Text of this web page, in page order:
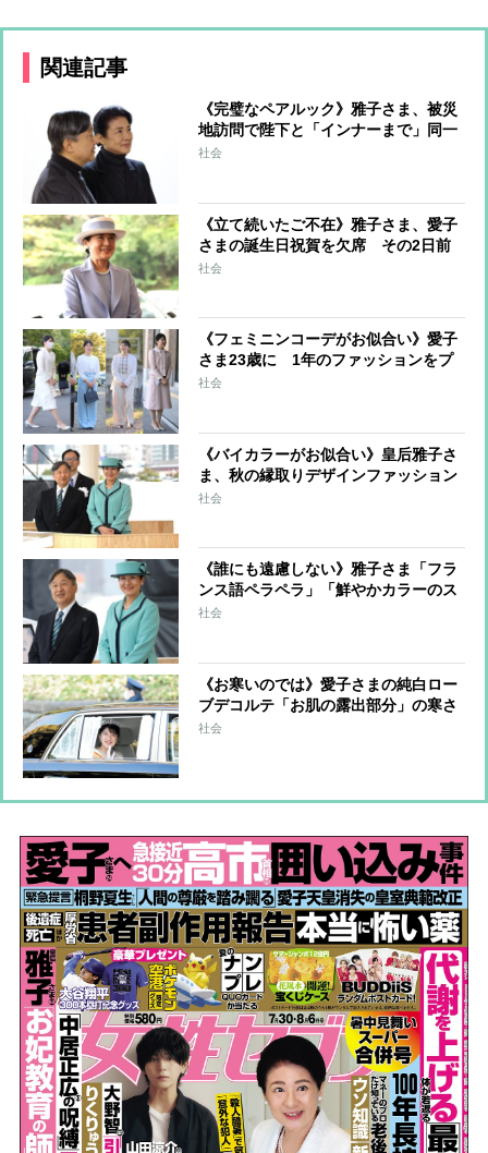
関連記事
《完璧なペアルック》雅子さま、被災
地訪問で陛下と「インナーまで」同一
コーデ 「独自のスタイルを打ち出され
社会
《立て続いたご不在》雅子さま、愛子
さまの誕生日祝賀を欠席 その2日前
の公務は“陛下おひとり” 百合子さま
社会
《フェミニンコーデがお似合い》愛子
さま23歳に 1年のファッションをプ
レイバック「ペールブルーのワイドパ
社会
《バイカラーがお似合い》皇后雅子さ
ま、秋の縁取りデザインファッション
をおさらい ご成婚直後から令和まで
社会
《誰にも遠慮しない》雅子さま「フラ
ンス語ペラペラ」「鮮やかカラーのス
ーツ」で本領発揮の兆し
社会
《お寒いのでは》愛子さまの純白ロー
ブデコルテ「お肌の露出部分」の寒さ
対策はどうしているのか【新年祝賀の
社会